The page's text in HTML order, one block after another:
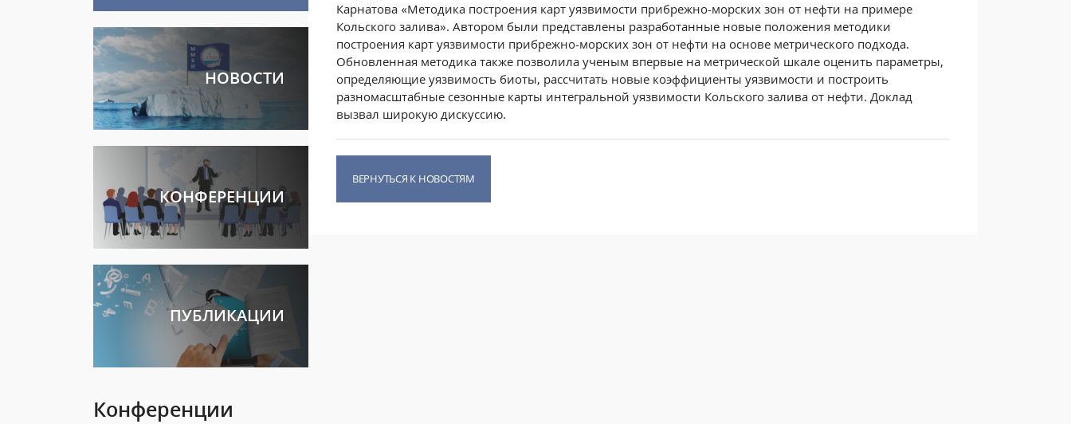
НОВОСТИ
КОНФЕРЕНЦИИ
ПУБЛИКАЦИИ
Конференции
Карнатова «Методика построения карт уязвимости прибрежно-морских зон от нефти на примере
Кольского залива». Автором были представлены разработанные новые положения методики
построения карт уязвимости прибрежно-морских зон от нефти на основе метрического подхода.
Обновленная методика также позволила ученым впервые на метрической шкале оценить параметры,
определяющие уязвимость биоты, рассчитать новые коэффициенты уязвимости и построить
разномасштабные сезонные карты интегральной уязвимости Кольского залива от нефти. Доклад
вызвал широкую дискуссию.
ВЕРНУТЬСЯ К НОВОСТЯМ